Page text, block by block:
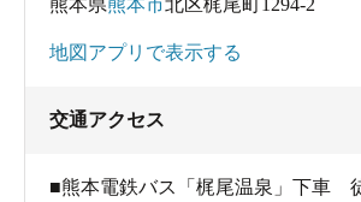
地図アプリで表示する
交通アクセス
■熊本電鉄バス「梶尾温泉」下車